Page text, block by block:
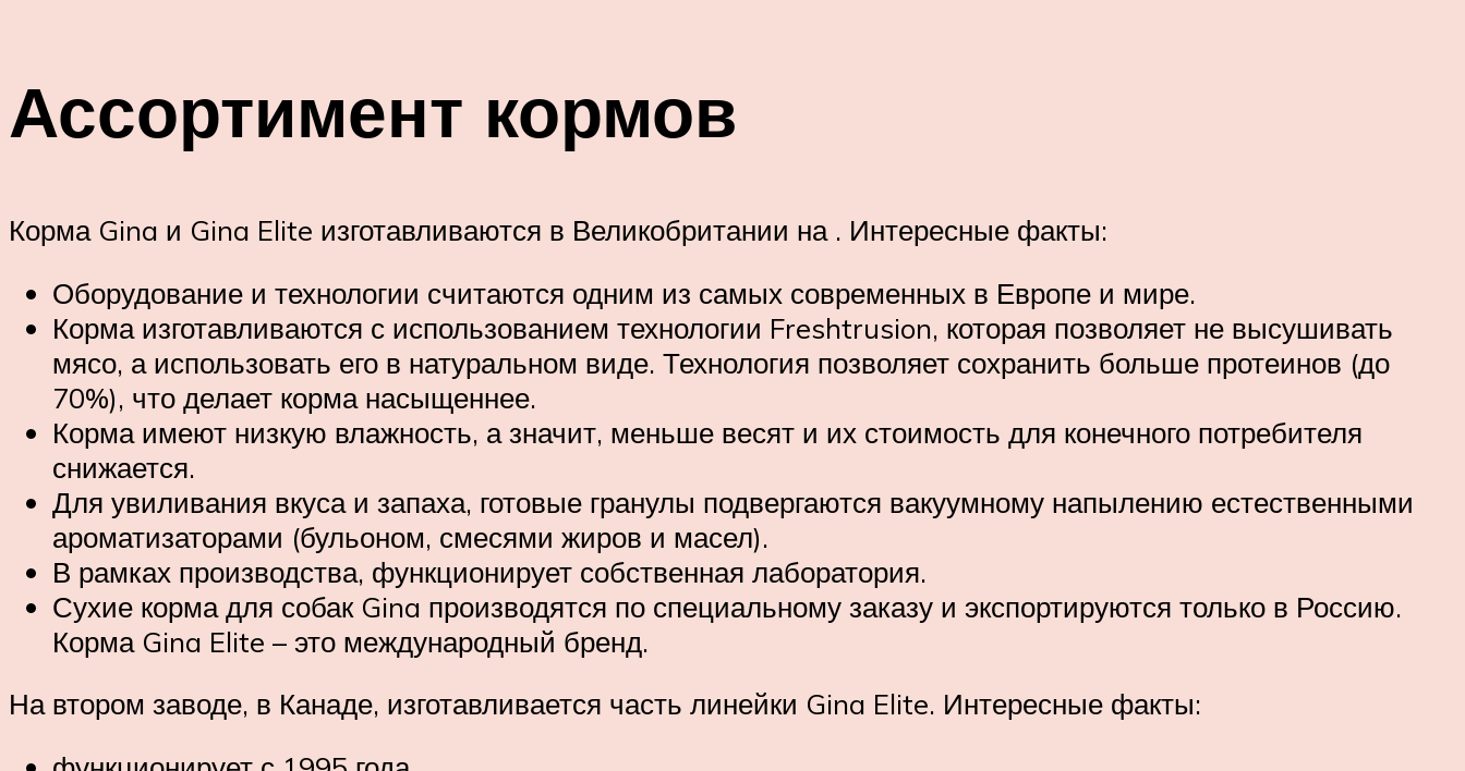
Ассортимент кормов
Корма Gina и Gina Elite изготавливаются в Великобритании на . Интересные факты:
Оборудование и технологии считаются одним из самых современных в Европе и мире.
Корма изготавливаются с использованием технологии Freshtrusion, которая позволяет не высушивать
мясо, а использовать его в натуральном виде. Технология позволяет сохранить больше протеинов (до
70%), что делает корма насыщеннее.
Корма имеют низкую влажность, а значит, меньше весят и их стоимость для конечного потребителя
снижается.
Для увиливания вкуса и запаха, готовые гранулы подвергаются вакуумному напылению естественными
ароматизаторами (бульоном, смесями жиров и масел).
В рамках производства, функционирует собственная лаборатория.
Сухие корма для собак Gina производятся по специальному заказу и экспортируются только в Россию.
Корма Gina Elite – это международный бренд.
На втором заводе, в Канаде, изготавливается часть линейки Gina Elite. Интересные факты: